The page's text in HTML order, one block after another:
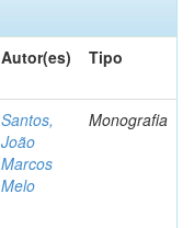
Autor(es) Tipo
Santos,
João
Marcos
Melo
Monografia